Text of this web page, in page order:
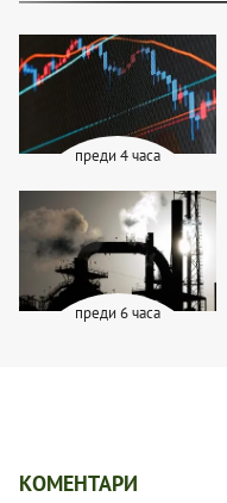
преди 4 часа
преди 6 часа
КОМЕНТАРИ